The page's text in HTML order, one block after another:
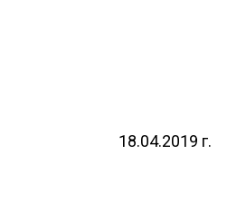
18.04.2019 г.